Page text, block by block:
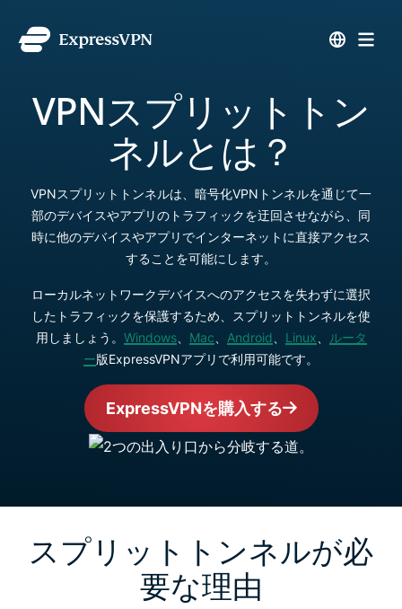
VPNスプリットトン
ネルとは？
VPNスプリットトンネルは、暗号化VPNトンネルを通じて一
部のデバイスやアプリのトラフィックを迂回させながら、同
時に他のデバイスやアプリでインターネットに直接アクセス
することを可能にします。
ローカルネットワークデバイスへのアクセスを失わずに選択
したトラフィックを保護するため、スプリットトンネルを使
用しましょう。 Windows、 Mac Android Linux
ルータ
ー版ExpressVPNアプリで利用可能です。
ExpressVPNを購入する
スプリットトンネルが必
要な理由